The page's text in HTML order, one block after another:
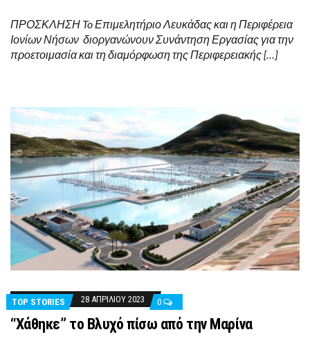
ΠΡΟΣΚΛΗΣΗ To Επιμελητήριο Λευκάδας και η Περιφέρεια
Ιονίων Νήσων διοργανώνουν Συνάντηση Εργασίας για την
προετοιμασία και τη διαμόρφωση της Περιφερειακής […]
TOP STORIES 28 ΑΠΡΙΛΊΟΥ 2023 0
“Χάθηκε” το Βλυχό πίσω από την Μαρίνα